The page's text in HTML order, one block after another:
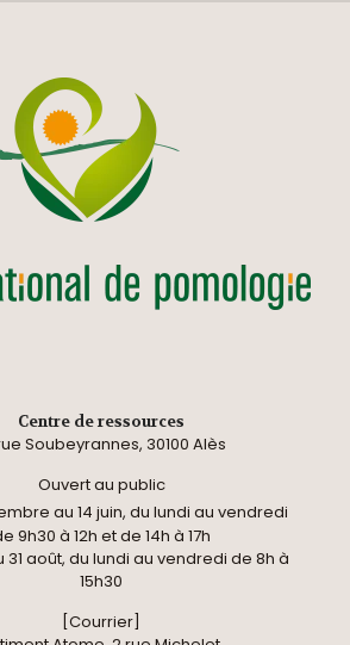
Centre de ressources
Soubeyrannes, 30100 Alès
Ouvert au public
au 14 juin, du lundi au vendredi
9h30 à 12h et de 14h à 17h
31 août, du lundi au vendredi de 8h à
15h30
[Courrier]